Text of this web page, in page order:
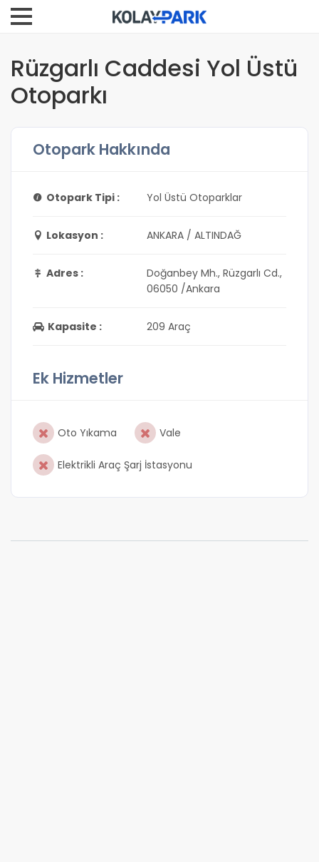
Rüzgarlı Caddesi Yol Üstü
Otoparkı
Otopark Hakkında
Otopark Tipi : Yol Üstü Otoparklar
Lokasyon : ANKARA / ALTINDAĞ
Adres :
Doğanbey Mh., Rüzgarlı Cd.,
06050 /Ankara
Kapasite : 209 Araç
Ek Hizmetler
Oto Yıkama Vale
Elektrikli Araç Şarj İstasyonu